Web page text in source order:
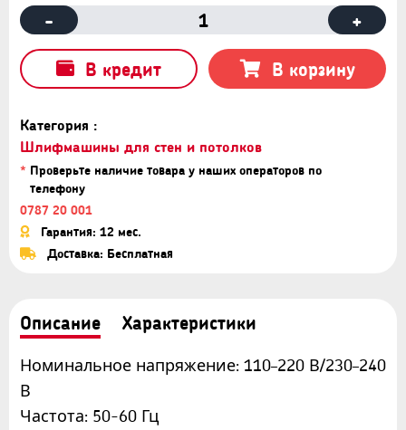
Категория :
Шлифмашины для стен и потолков
* Проверьте наличие товара у наших операторов по
телефону
0787 20 001
Гарантия: 12 мес.
Доставка: Бесплатная
- 1 +
В кредит В корзину
Описание Характеристики
Номинальное напряжение: 110–220 В/230–240
В
Частота: 50-60 Гц